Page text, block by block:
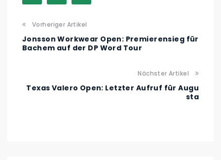
Vorheriger Artikel
Jonsson Workwear Open: Premierensieg für
Bachem auf der DP Word Tour
Nächster Artikel
Texas Valero Open: Letzter Aufruf für Augu
sta